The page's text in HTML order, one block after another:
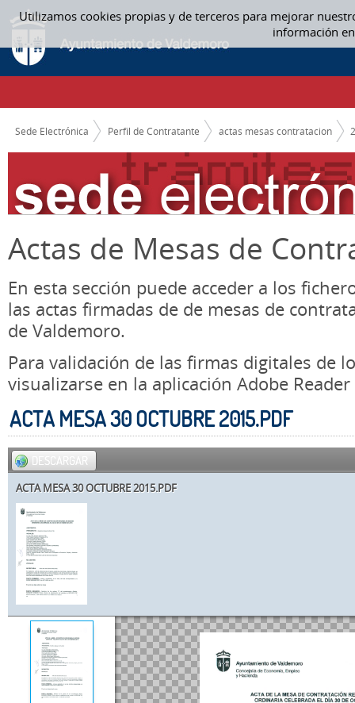
Utilizamos cookies propias y de terceros para mejorar
información
Saltar al contenido
ACTAS MESAS CONTRATACION
CAMINO DE MIGAS
Sede Electrónica Perfil de Contratante actas mesas contratacion
Actas de Mesas de
En esta sección puede acceder a los
las actas firmadas de de mesas de
de Valdemoro.
Para validación de las firmas digitales de
visualizarse en la aplicación Adobe Reader
ACTA MESA 30 OCTUBRE 2015.PDF
DESCARGAR
ACTA MESA 30 OCTUBRE 2015.PDF